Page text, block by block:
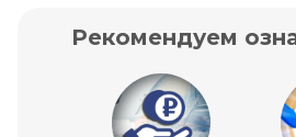
Рекомендуем